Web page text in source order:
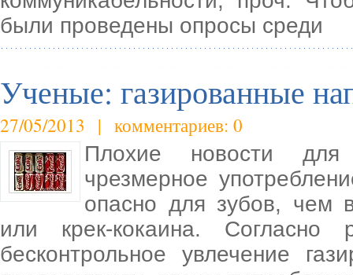
были проведены опросы среди
Ученые: газированные
27/05/2013 | комментариев: 0
Плохие новости для
чрезмерное
опасно для зубов, чем
или крек-кокаина. Согласно
бесконтрольное увлечение